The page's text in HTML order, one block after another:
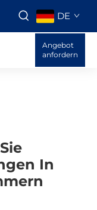
DE
Angebot
anfordern
In